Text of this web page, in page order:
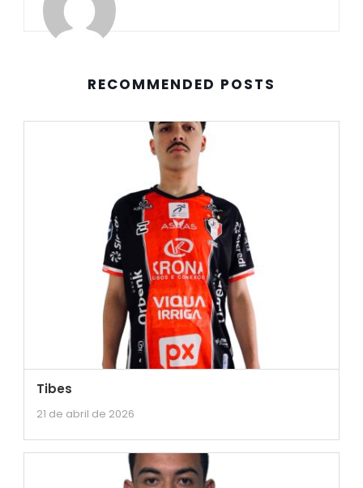
RECOMMENDED POSTS
Tibes
21 de abril de 2026